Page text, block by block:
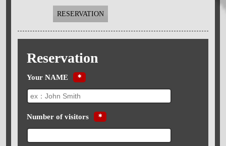
RESERVATION
Reservation
Your NAME ＊
Number of visitors ＊